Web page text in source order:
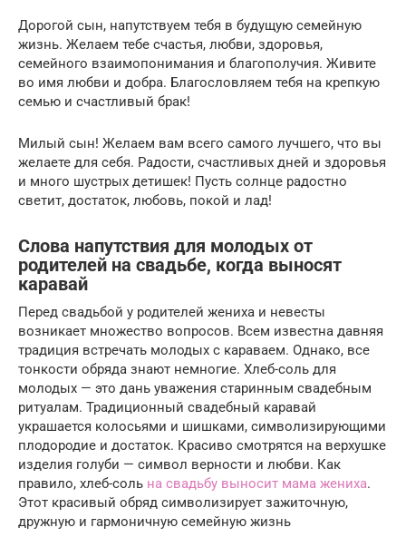
Дорогой сын, напутствуем тебя в будущую семейную
жизнь. Желаем тебе счастья, любви, здоровья,
семейного взаимопонимания и благополучия. Живите
во имя любви и добра. Благословляем тебя на крепкую
семью и счастливый брак!
Милый сын! Желаем вам всего самого лучшего, что вы
желаете для себя. Радости, счастливых дней и здоровья
и много шустрых детишек! Пусть солнце радостно
светит, достаток, любовь, покой и лад!
Слова напутствия для молодых от
родителей на свадьбе, когда выносят
каравай
Перед свадьбой у родителей жениха и невесты
возникает множество вопросов. Всем известна давняя
традиция встречать молодых с караваем. Однако, все
тонкости обряда знают немногие. Хлеб-соль для
молодых — это дань уважения старинным свадебным
ритуалам. Традиционный свадебный каравай
украшается колосьями и шишками, символизирующими
плодородие и достаток. Красиво смотрятся на верхушке
изделия голуби — символ верности и любви. Как
правило, хлеб-соль на свадьбу выносит мама жениха.
Этот красивый обряд символизирует зажиточную,
дружную и гармоничную семейную жизнь